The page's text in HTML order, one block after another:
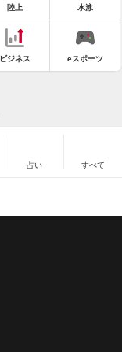
陸上 水泳
ビジネス eスポーツ
占い すべて